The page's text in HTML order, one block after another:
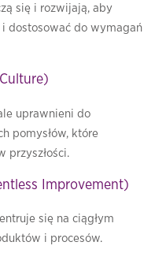
się i rozwijają, aby
i dostosować do wymagań
uprawnieni do
pomysłów, które
przyszłości.
Improvement)
się na ciągłym
i procesów.